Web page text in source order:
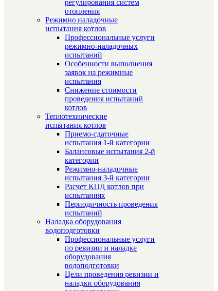
регулирования систем
отопления
Режимно наладочные
испытания котлов
Профессиональные услуги
режимно-наладочных
испытаний
Особенности выполнения
заявок на режимные
испытания
Снижение стоимости
проведения испытаний
котлов
Теплотехнические
испытания котлов
Приемо-сдаточные
испытания 1-й категории
Балансовые испытания 2-й
категории
Режимно-наладочные
испытания 3-й категории
Расчет КПД котлов при
испытаниях
Периодичность проведения
испытаний
Наладка оборудования
водоподготовки
Профессиональные услуги
по ревизии и наладке
оборудования
водоподготовки
Цели проведения ревизии и
наладки оборудования